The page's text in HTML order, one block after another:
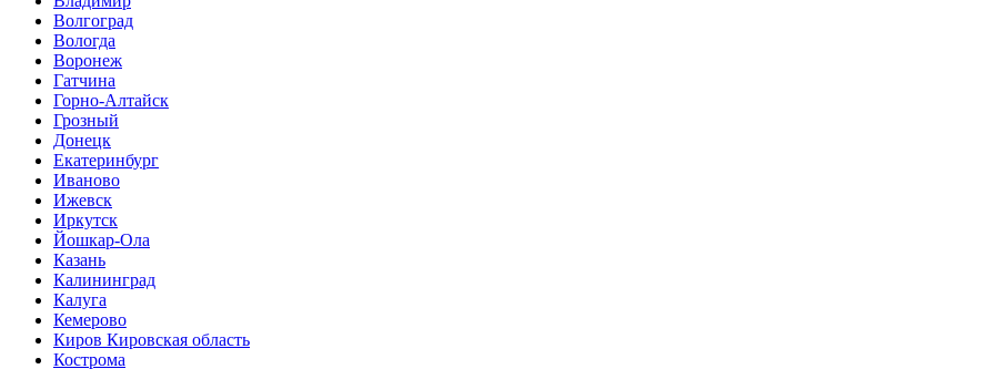
Волгоград
Вологда
Воронеж
Гатчина
Горно-Алтайск
Грозный
Донецк
Екатеринбург
Иваново
Ижевск
Иркутск
Йошкар-Ола
Казань
Калининград
Калуга
Кемерово
Киров Кировская область
Кострома